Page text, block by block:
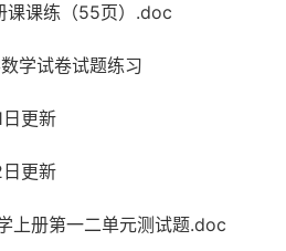
课课练（55页）.doc
学试卷试题练习
更新
更新
上册第一二单元测试题.doc